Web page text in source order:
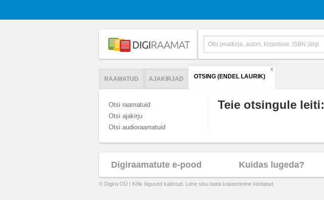
RAAMATUD AJAKIRJAD OTSING (ENDEL LAURIK)
X
Otsi raamatuid
Otsi ajakirju
Otsi audioraamatuid
Teie otsingule leiti:
Digiraamatute e-pood Kuidas lugeda?
© Digira OÜ | Kõik õigused kaitstud. Lehe sisu loata kopeerimine keelatud.